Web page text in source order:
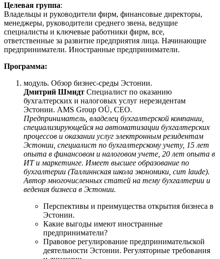
Целевая группа:
Bладельцы и руководители фирм, финансовые директоры,
менеджеры, руководители среднего звена, ведущие
специалисты и ключевые работники фирм, все,
ответственные за развитие предприятия лица. Начинающие
предприниматели. Иностранные предприниматели.
Программа:
модуль. Обзор бизнес-среды Эстонии.
Дмитрий Шмидт Специалист по оказанию
бухгалтерских и налоговых услуг нерезидентам
Эстонии. AMS Group OÜ, CEO.
Предприниматель, владелец бухгалтерской компании,
специализирующейся на автоматизации бухгалтерских
процессов и оказании услуг электронным резидентам
Эстонии, специалист по бухгалтерскому учету, 15 лет
опыта в финансовом и налоговом учете, 20 лет опыта в
ИТ и маркетинге. Имеет высшее образование по
бухгалтерии (Таллиннская школа экономики, cum laude).
Автор многочисленных статей на тему бухгалтерии и
ведения бизнеса в Эстонии.
Перспективы и преимущества открытия бизнеса в
Эстонии.
Какие выгоды имеют иностранные
предприниматели?
Правовое регулирование предпринимательской
деятельности Эстонии. Регуляторные требования